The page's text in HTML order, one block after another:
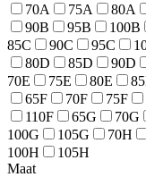
70A
75A 80A
90B
95B 100B
85C
90C 95C
80D
85D 90D
70E
75E 80E
65F
70F 75F
110F
65G 70G
100G
105G 70H
100H
105H
Maat